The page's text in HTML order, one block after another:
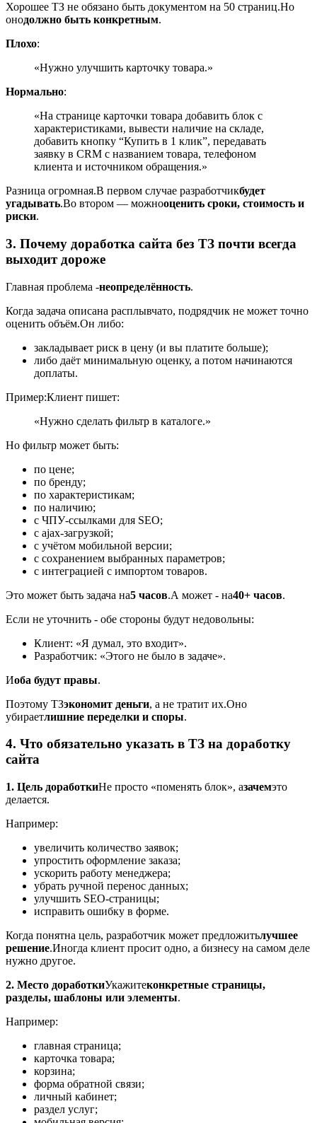
Хорошее ТЗ не обязано быть документом на 50 страниц.Но
онодолжно быть конкретным.
Плохо:
«Нужно улучшить карточку товара.»
Нормально:
«На странице карточки товара добавить блок с
характеристиками, вывести наличие на складе,
добавить кнопку “Купить в 1 клик”, передавать
заявку в CRM с названием товара, телефоном
клиента и источником обращения.»
Разница огромная.В первом случае разработчикбудет
угадывать.Во втором — можнооценить сроки, стоимость и
риски.
3. Почему доработка сайта без ТЗ почти всегда
выходит дороже
Главная проблема -неопределённость.
Когда задача описана расплывчато, подрядчик не может точно
оценить объём.Он либо:
закладывает риск в цену (и вы платите больше);
либо даёт минимальную оценку, а потом начинаются
доплаты.
Пример:Клиент пишет:
«Нужно сделать фильтр в каталоге.»
Но фильтр может быть:
по цене;
по бренду;
по характеристикам;
по наличию;
с ЧПУ-ссылками для SEO;
с ajax-загрузкой;
с учётом мобильной версии;
с сохранением выбранных параметров;
с интеграцией с импортом товаров.
Это может быть задача на5 часов.А может - на40+ часов.
Если не уточнить - обе стороны будут недовольны:
Клиент: «Я думал, это входит».
Разработчик: «Этого не было в задаче».
Иоба будут правы.
Поэтому ТЗэкономит деньги, а не тратит их.Оно
убираетлишние переделки и споры.
4. Что обязательно указать в ТЗ на доработку
сайта
1. Цель доработкиНе просто «поменять блок», азачемэто
делается.
Например:
увеличить количество заявок;
упростить оформление заказа;
ускорить работу менеджера;
убрать ручной перенос данных;
улучшить SEO-страницы;
исправить ошибку в форме.
Когда понятна цель, разработчик может предложитьлучшее
решение.Иногда клиент просит одно, а бизнесу на самом деле
нужно другое.
2. Место доработкиУкажитеконкретные страницы,
разделы, шаблоны или элементы.
Например:
главная страница;
карточка товара;
корзина;
форма обратной связи;
личный кабинет;
раздел услуг;